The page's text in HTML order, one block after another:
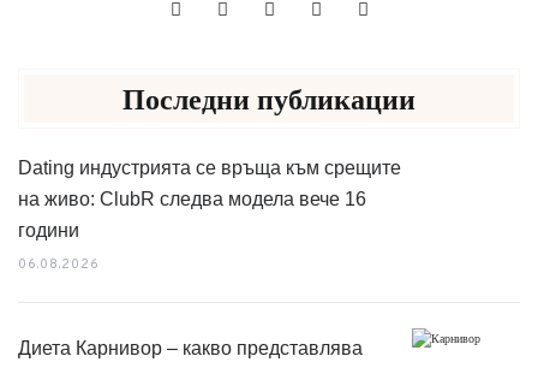
Последни публикации
Dating индустрията се връща към срещите
на живо: ClubR следва модела вече 16
години
06.08.2026
Диета Карнивор – какво представлява